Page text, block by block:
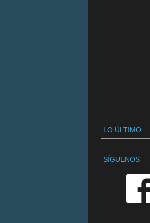
LO ÚLTIMO
SÍGUENOS